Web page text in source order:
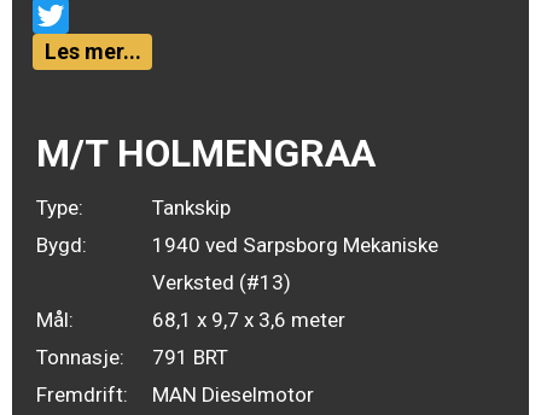
Email
Twitter
Les mer...
M/T HOLMENGRAA
Type:
Tankskip
Bygd:
1940 ved Sarpsborg Mekaniske
Verksted (#13)
Mål:
68,1 x 9,7 x 3,6 meter
Tonnasje:
791 BRT
Fremdrift:
MAN Dieselmotor